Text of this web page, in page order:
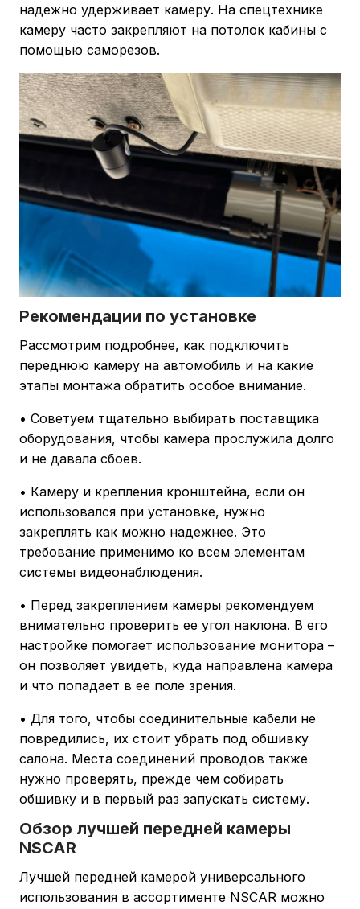
надежно удерживает камеру. На спецтехнике
камеру часто закрепляют на потолок кабины с
помощью саморезов.
Рекомендации по установке
Рассмотрим подробнее, как подключить
переднюю камеру на автомобиль и на какие
этапы монтажа обратить особое внимание.
• Советуем тщательно выбирать поставщика
оборудования, чтобы камера прослужила долго
и не давала сбоев.
• Камеру и крепления кронштейна, если он
использовался при установке, нужно
закреплять как можно надежнее. Это
требование применимо ко всем элементам
системы видеонаблюдения.
• Перед закреплением камеры рекомендуем
внимательно проверить ее угол наклона. В его
настройке помогает использование монитора –
он позволяет увидеть, куда направлена камера
и что попадает в ее поле зрения.
• Для того, чтобы соединительные кабели не
повредились, их стоит убрать под обшивку
салона. Места соединений проводов также
нужно проверять, прежде чем собирать
обшивку и в первый раз запускать систему.
Обзор лучшей передней камеры
NSCAR
Лучшей передней камерой универсального
использования в ассортименте NSCAR можно